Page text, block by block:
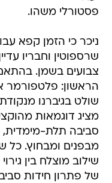
פסטורלי משהו.
ניכר כי הזמן קפא
שרספוטין וחבריו
צבועים בשמן.
הראשון: פלטפורמר
שולט בגיברנו
מציג דוגמאות
סביבה תלת-מימדית,
מבפנים ומבחוץ. כל
שילוב מוצלח בין
של פתרון חידות